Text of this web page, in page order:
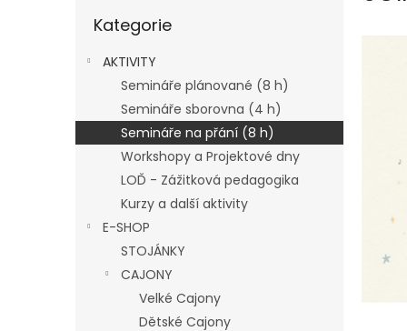
kategorie
Kategorie
AKTIVITY
Semináře plánované (8 h)
Semináře sborovna (4 h)
Semináře na přání (8 h)
Workshopy a Projektové dny
LOĎ - Zážitková pedagogika
Kurzy a další aktivity
E-SHOP
STOJÁNKY
CAJONY
Velké Cajony
Dětské Cajony